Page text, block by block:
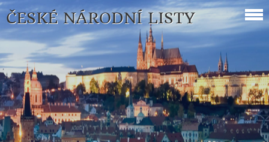
ČESKÉ NÁRODNÍ LISTY